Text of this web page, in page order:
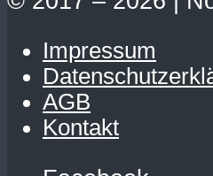
Impressum
AGB
Kontakt